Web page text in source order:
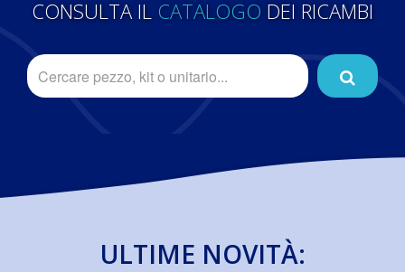
CONSULTA IL CATALOGO DEI RICAMBI
ULTIME NOVITÀ: